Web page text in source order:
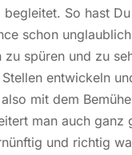
So hast
schon
spüren und zu
entwickeln
mit dem
man auch
und richtig